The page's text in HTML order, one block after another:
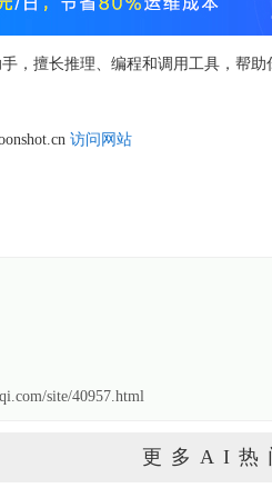
，擅长推理、编程和调用工具，帮
访问网站
site/40957.html
更多AI热